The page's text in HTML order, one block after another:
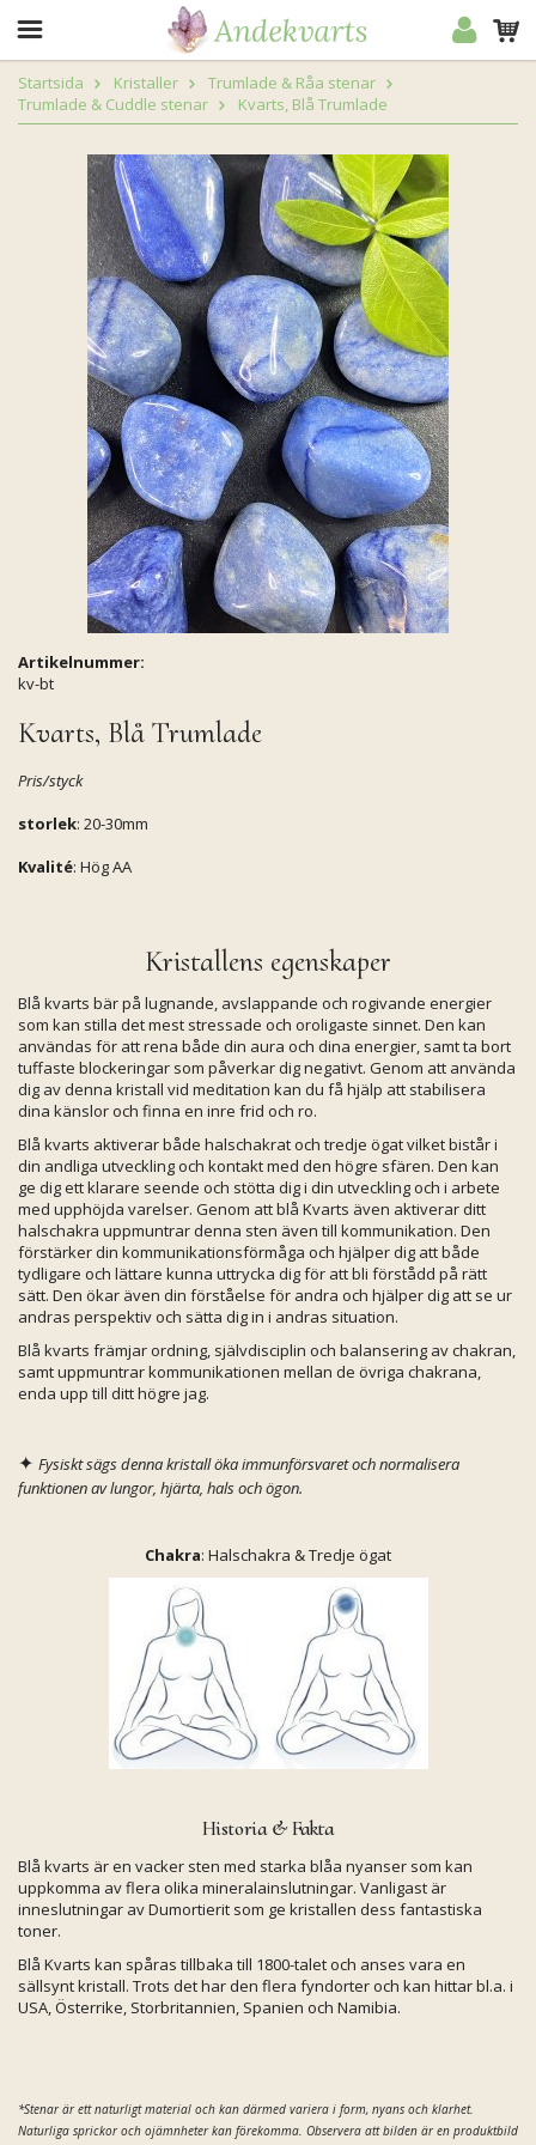
Startsida Kristaller
Trumlade & Råa stenar
Trumlade & Cuddle stenar
Kvarts, Blå Trumlade
Artikelnummer:
kv-bt
Kvarts, Blå Trumlade
Pris/styck
storlek: 20-30mm
Kvalité: Hög AA
Kristallens egenskaper
Blå kvarts bär på lugnande, avslappande och rogivande energier
som kan stilla det mest stressade och oroligaste sinnet. Den kan
användas för att rena både din aura och dina energier, samt ta bort
tuffaste blockeringar som påverkar dig negativt. Genom att använda
dig av denna kristall vid meditation kan du få hjälp att stabilisera
dina känslor och finna en inre frid och ro.
Blå kvarts aktiverar både halschakrat och tredje ögat vilket bistår i
din andliga utveckling och kontakt med den högre sfären. Den kan
ge dig ett klarare seende och stötta dig i din utveckling och i arbete
med upphöjda varelser. Genom att blå Kvarts även aktiverar ditt
halschakra uppmuntrar denna sten även till kommunikation. Den
förstärker din kommunikationsförmåga och hjälper dig att både
tydligare och lättare kunna uttrycka dig för att bli förstådd på rätt
sätt. Den ökar även din förståelse för andra och hjälper dig att se ur
andras perspektiv och sätta dig in i andras situation.
Blå kvarts främjar ordning, självdisciplin och balansering av chakran,
samt uppmuntrar kommunikationen mellan de övriga chakrana,
enda upp till ditt högre jag.
✦ Fysiskt sägs denna kristall öka immunförsvaret och normalisera
funktionen av lungor, hjärta, hals och ögon.
Chakra: Halschakra & Tredje ögat
Historia & Fakta
Blå kvarts är en vacker sten med starka blåa nyanser som kan
uppkomma av flera olika mineralainslutningar. Vanligast är
inneslutningar av Dumortierit som ge kristallen dess fantastiska
toner.
Blå Kvarts kan spåras tillbaka till 1800-talet och anses vara en
sällsynt kristall. Trots det har den flera fyndorter och kan hittar bl.a. i
USA, Österrike, Storbritannien, Spanien och Namibia.
*Stenar är ett naturligt material och kan därmed variera i form, nyans och klarhet.
Naturliga sprickor och ojämnheter kan förekomma. Observera att bilden är en produktbild